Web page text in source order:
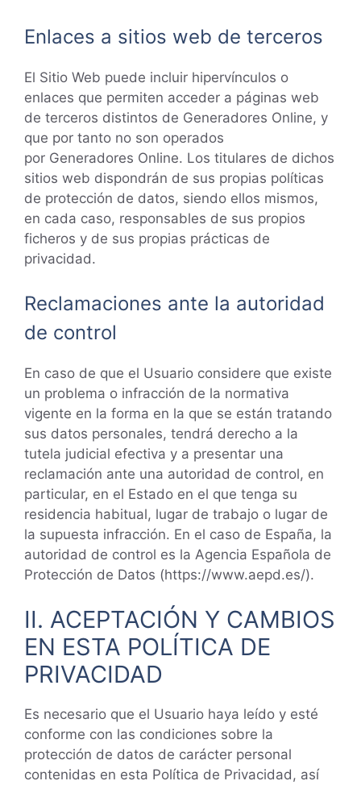
Enlaces a sitios web de terceros
El Sitio Web puede incluir hipervínculos o
enlaces que permiten acceder a páginas web
de terceros distintos de Generadores Online, y
que por tanto no son operados
por Generadores Online. Los titulares de dichos
sitios web dispondrán de sus propias políticas
de protección de datos, siendo ellos mismos,
en cada caso, responsables de sus propios
ficheros y de sus propias prácticas de
privacidad.
Reclamaciones ante la autoridad
de control
En caso de que el Usuario considere que existe
un problema o infracción de la normativa
vigente en la forma en la que se están tratando
sus datos personales, tendrá derecho a la
tutela judicial efectiva y a presentar una
reclamación ante una autoridad de control, en
particular, en el Estado en el que tenga su
residencia habitual, lugar de trabajo o lugar de
la supuesta infracción. En el caso de España, la
autoridad de control es la Agencia Española de
Protección de Datos (https://www.aepd.es/).
II. ACEPTACIÓN Y CAMBIOS
EN ESTA POLÍTICA DE
PRIVACIDAD
Es necesario que el Usuario haya leído y esté
conforme con las condiciones sobre la
protección de datos de carácter personal
contenidas en esta Política de Privacidad, así